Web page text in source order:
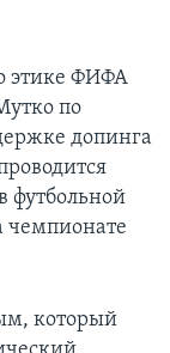
этике ФИФА
по
допинга
футбольной
чемпионате
который